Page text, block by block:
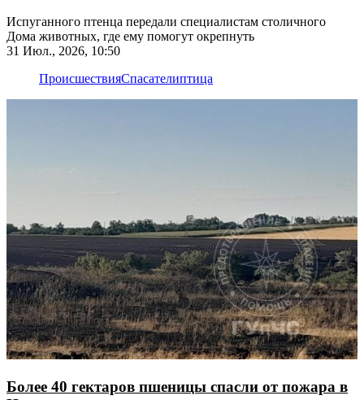
Испуганного птенца передали специалистам столичного
Дома животных, где ему помогут окрепнуть
31 Июл., 2026, 10:50
ПроисшествияСпасателиптица
Более 40 гектаров пшеницы спасли от пожара в